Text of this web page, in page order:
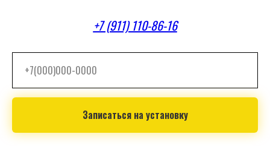
+7 (911) 110-86-16
Записаться на установку